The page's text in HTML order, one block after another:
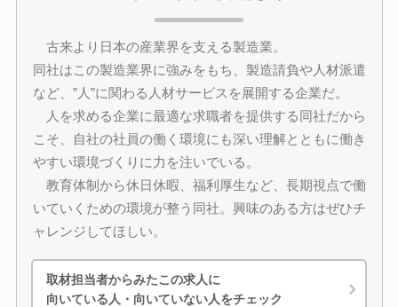
古来より日本の産業界を支える製造業。
同社はこの製造業界に強みをもち、製造請負や人材派遣
など、”人”に関わる人材サービスを展開する企業だ。
人を求める企業に最適な求職者を提供する同社だから
こそ、自社の社員の働く環境にも深い理解とともに働き
やすい環境づくりに力を注いでいる。
教育体制から休日休暇、福利厚生など、長期視点で働
いていくための環境が整う同社。興味のある方はぜひチ
ャレンジしてほしい。
取材担当者からみたこの求人に
向いている人・向いていない人をチェック